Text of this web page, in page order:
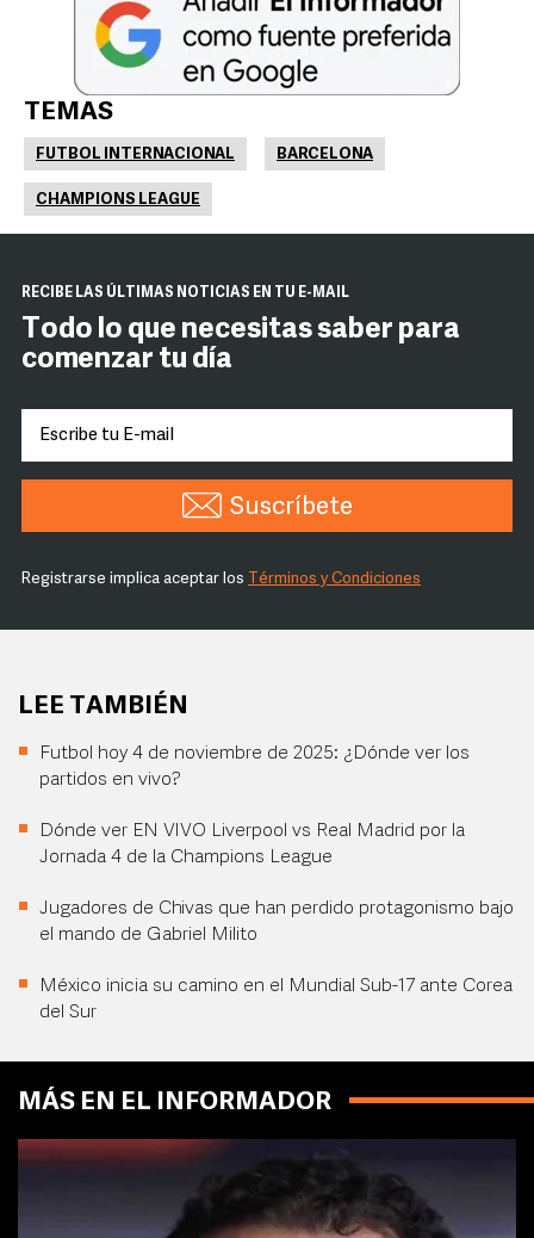
TEMAS
FUTBOL INTERNACIONAL BARCELONA
CHAMPIONS LEAGUE
RECIBE LAS ÚLTIMAS NOTICIAS EN TU E-MAIL
Todo lo que necesitas saber para
comenzar tu día
Suscríbete
Registrarse implica aceptar los Términos y Condiciones
LEE TAMBIÉN
Futbol hoy 4 de noviembre de 2025: ¿Dónde ver los
partidos en vivo?
Dónde ver EN VIVO Liverpool vs Real Madrid por la
Jornada 4 de la Champions League
Jugadores de Chivas que han perdido protagonismo bajo
el mando de Gabriel Milito
México inicia su camino en el Mundial Sub-17 ante Corea
del Sur
MÁS EN EL INFORMADOR